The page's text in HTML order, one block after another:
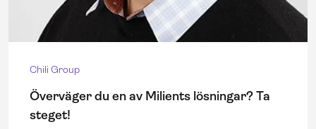
Chili Group
Överväger du en av Milients lösningar? Ta
steget!